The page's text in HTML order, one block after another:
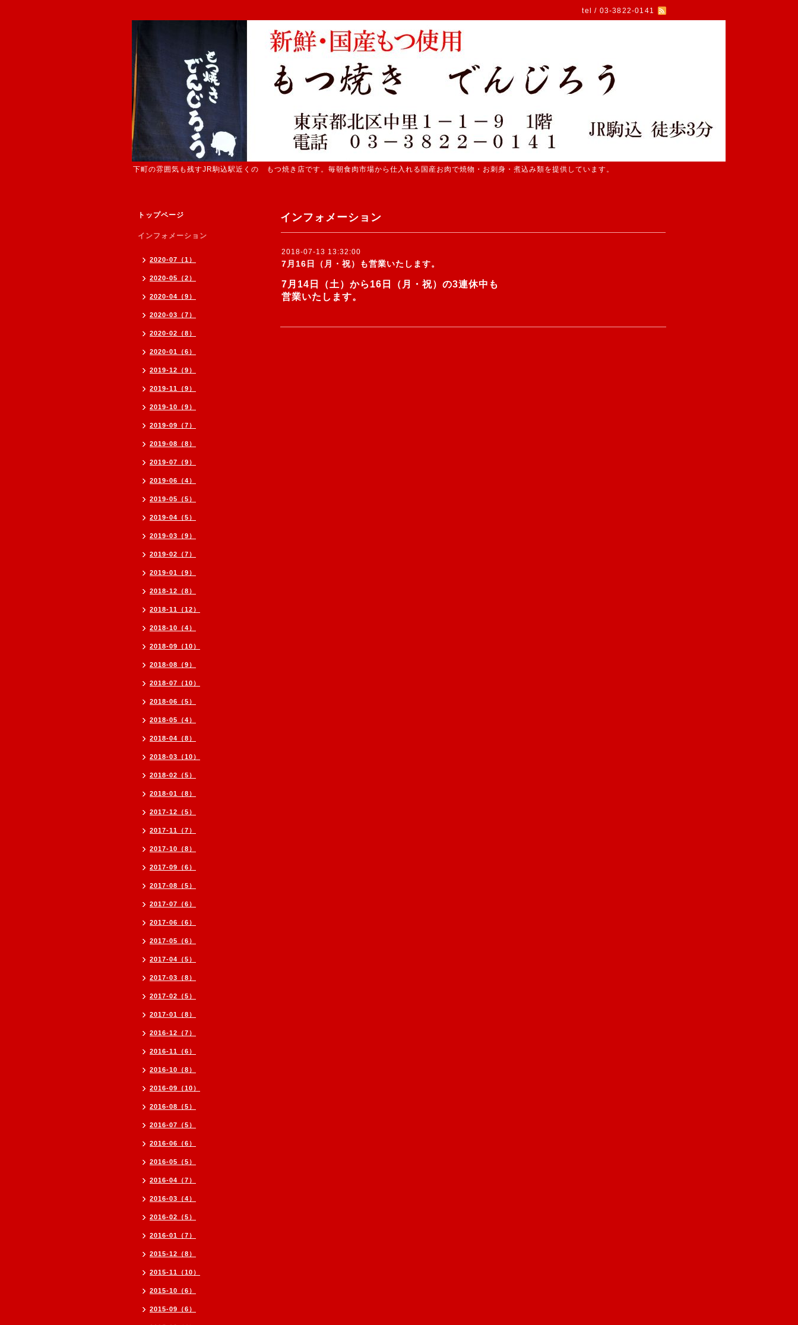
tel / 03-3822-0141
下町の雰囲気も残すJR駒込駅近くの もつ焼き店です。毎朝食肉市場から仕入れる国産お肉で焼物・お刺身・煮込み類を提供しています。
インフォメーション
2018-07-13 13:32:00
7月16日（月・祝）も営業いたします。
7月14日（土）から16日（月・祝）の3連休中も
営業いたします。
トップページ
インフォメーション
2020-07（1）
2020-05（2）
2020-04（9）
2020-03（7）
2020-02（8）
2020-01（6）
2019-12（9）
2019-11（9）
2019-10（9）
2019-09（7）
2019-08（8）
2019-07（9）
2019-06（4）
2019-05（5）
2019-04（5）
2019-03（9）
2019-02（7）
2019-01（9）
2018-12（8）
2018-11（12）
2018-10（4）
2018-09（10）
2018-08（9）
2018-07（10）
2018-06（5）
2018-05（4）
2018-04（8）
2018-03（10）
2018-02（5）
2018-01（8）
2017-12（5）
2017-11（7）
2017-10（8）
2017-09（6）
2017-08（5）
2017-07（6）
2017-06（6）
2017-05（6）
2017-04（5）
2017-03（8）
2017-02（5）
2017-01（8）
2016-12（7）
2016-11（6）
2016-10（8）
2016-09（10）
2016-08（5）
2016-07（5）
2016-06（6）
2016-05（5）
2016-04（7）
2016-03（4）
2016-02（5）
2016-01（7）
2015-12（8）
2015-11（10）
2015-10（6）
2015-09（6）